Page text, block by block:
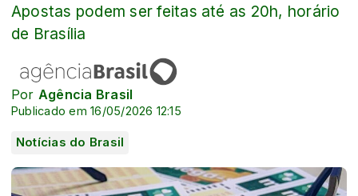
Apostas podem ser feitas até as 20h, horário
de Brasília
Por Agência Brasil
Publicado em 16/05/2026 12:15
Notícias do Brasil